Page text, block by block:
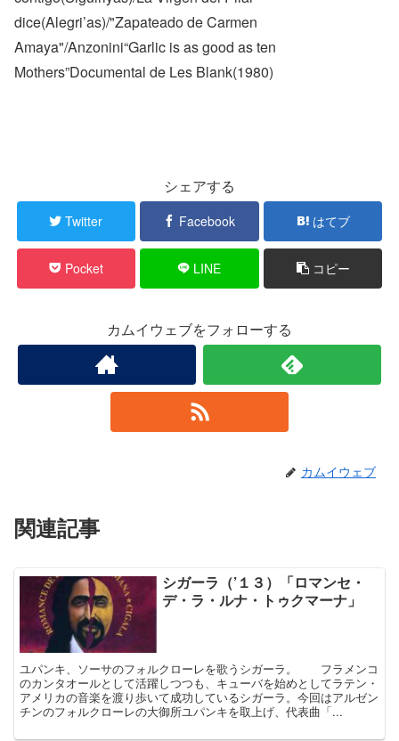
dice(Alegri’as)/"Zapateado de Carmen
Amaya"/Anzonini“Garlic is as good as ten
Mothers”Documental de Les Blank(1980)
シェアする
Twitter Facebook はてブ
Pocket LINE コピー
カムイウェブをフォローする
カムイウェブ
関連記事
シガーラ（’１３）「ロマンセ・
デ・ラ・ルナ・トゥクマーナ」
ユパンキ、ソーサのフォルクローレを歌うシガーラ。 フラメンコ
のカンタオールとして活躍しつつも、キューバを始めとしてラテン・
アメリカの音楽を渡り歩いて成功しているシガーラ。今回はアルゼン
チンのフォルクローレの大御所ユパンキを取上げ、代表曲「...